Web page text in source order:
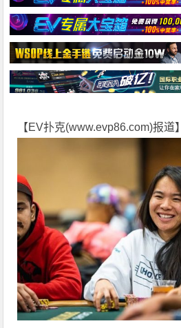
【EV扑克(www.evp86.com)报道】